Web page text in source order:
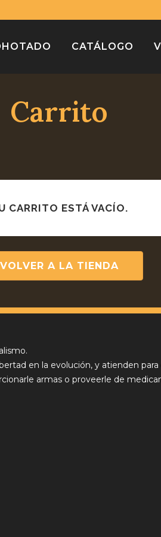
CATÁLOGO
Carrito
CARRITO ESTÁ VACÍO.
VOLVER A LA TIENDA
en la evolución, y atienden
armas o proveerle de